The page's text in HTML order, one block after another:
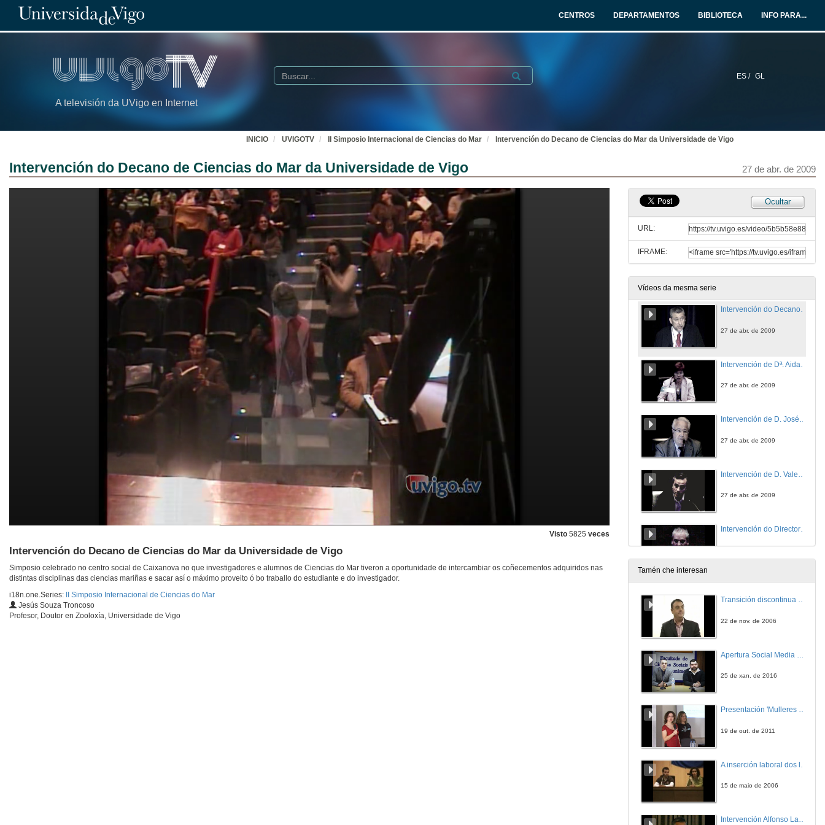
CENTROS DEPARTAMENTOS BIBLIOTECA INFO PARA...
A televisión da UVigo en Internet
ES / GL
Buscar Submit
INICIO UVIGOTV II Simposio Internacional de Ciencias do Mar Intervención do Decano de Ciencias do Mar da Universidade de Vigo
Intervención do Decano de Ciencias do Mar da Universidade de Vigo 27 de abr. de 2009
Visto 5825 veces
Intervención do Decano de Ciencias do Mar da Universidade de Vigo
Simposio celebrado no centro social de Caixanova no que investigadores e alumnos de Ciencias do Mar tiveron a oportunidade de intercambiar os coñecementos adquiridos nas
distintas disciplinas das ciencias mariñas e sacar así o máximo proveito ó bo traballo do estudiante e do investigador.
i18n.one.Series:
II Simposio Internacional de Ciencias do Mar
Jesús Souza Troncoso
Profesor, Doutor en Zooloxía, Universidade de Vigo
Ocultar
URL:
IFRAME:
Vídeos da mesma serie
Intervención do Decano de Ciencias do Mar da Universidade de Vigo
27 de abr. de 2009
27 de abr. de 2009
Intervención de D. José Martínez
27 de abr. de 2009
27 de abr. de 2009
Intervención do Director do Parque Nacional Illas Atlanticas
Intervención do Director do Museo do Mar
27 de abr. de 2009
Tamén che interesan
Transición discontinua de partículas de microgel termosensible
22 de nov. de 2006
25 de xan. de 2016
Presentación 'Mulleres no software libre'
19 de out. de 2011
15 de maio de 2006
Intervención Alfonso Lago Ferreiro